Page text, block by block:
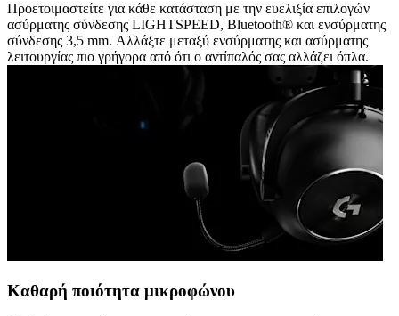
Προετοιμαστείτε για κάθε κατάσταση με την ευελιξία επιλογών
ασύρματης σύνδεσης LIGHTSPEED, Bluetooth® και ενσύρματης
σύνδεσης 3,5 mm. Αλλάξτε μεταξύ ενσύρματης και ασύρματης
λειτουργίας πιο γρήγορα από ότι ο αντίπαλός σας αλλάζει όπλα.
Καθαρή ποιότητα μικροφώνου